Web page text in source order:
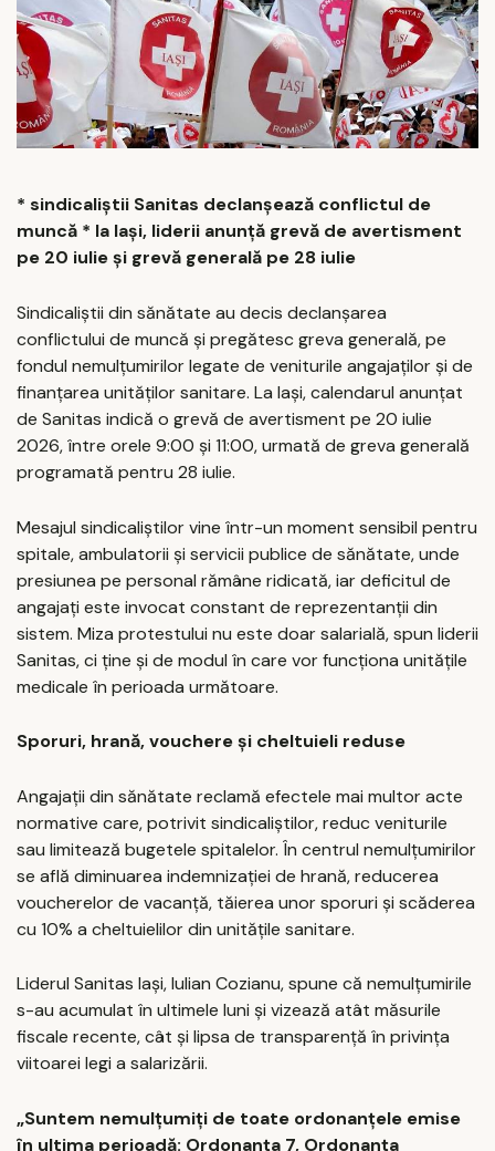
* sindicaliștii Sanitas declanșează conflictul de
muncă * la Iași, liderii anunță grevă de avertisment
pe 20 iulie și grevă generală pe 28 iulie
Sindicaliștii din sănătate au decis declanșarea
conflictului de muncă și pregătesc greva generală, pe
fondul nemulțumirilor legate de veniturile angajaților și de
finanțarea unităților sanitare. La Iași, calendarul anunțat
de Sanitas indică o grevă de avertisment pe 20 iulie
2026, între orele 9:00 și 11:00, urmată de greva generală
programată pentru 28 iulie.
Mesajul sindicaliștilor vine într-un moment sensibil pentru
spitale, ambulatorii și servicii publice de sănătate, unde
presiunea pe personal rămâne ridicată, iar deficitul de
angajați este invocat constant de reprezentanții din
sistem. Miza protestului nu este doar salarială, spun liderii
Sanitas, ci ține și de modul în care vor funcționa unitățile
medicale în perioada următoare.
Sporuri, hrană, vouchere și cheltuieli reduse
Angajații din sănătate reclamă efectele mai multor acte
normative care, potrivit sindicaliștilor, reduc veniturile
sau limitează bugetele spitalelor. În centrul nemulțumirilor
se află diminuarea indemnizației de hrană, reducerea
voucherelor de vacanță, tăierea unor sporuri și scăderea
cu 10% a cheltuielilor din unitățile sanitare.
Liderul Sanitas Iași, Iulian Cozianu, spune că nemulțumirile
s-au acumulat în ultimele luni și vizează atât măsurile
fiscale recente, cât și lipsa de transparență în privința
viitoarei legi a salarizării.
„Suntem nemulțumiți de toate ordonanțele emise
în ultima perioadă: Ordonanța 7, Ordonanța